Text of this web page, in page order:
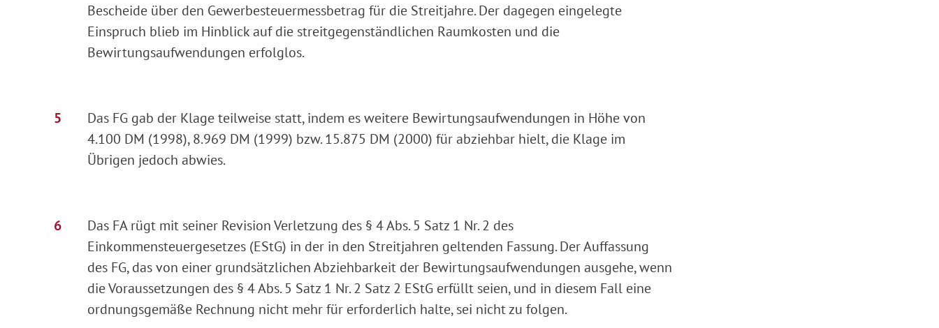
Bescheide über den Gewerbesteuermessbetrag für die Streitjahre. Der dagegen eingelegte
Einspruch blieb im Hinblick auf die streitgegenständlichen Raumkosten und die
Bewirtungsaufwendungen erfolglos.
Das FG gab der Klage teilweise statt, indem es weitere Bewirtungsaufwendungen in Höhe von
4.100 DM (1998), 8.969 DM (1999) bzw. 15.875 DM (2000) für abziehbar hielt, die Klage im
Übrigen jedoch abwies.
Das FA rügt mit seiner Revision Verletzung des § 4 Abs. 5 Satz 1 Nr. 2 des
Einkommensteuergesetzes (EStG) in der in den Streitjahren geltenden Fassung. Der Auffassung
des FG, das von einer grundsätzlichen Abziehbarkeit der Bewirtungsaufwendungen ausgehe, wenn
die Voraussetzungen des § 4 Abs. 5 Satz 1 Nr. 2 Satz 2 EStG erfüllt seien, und in diesem Fall eine
ordnungsgemäße Rechnung nicht mehr für erforderlich halte, sei nicht zu folgen.